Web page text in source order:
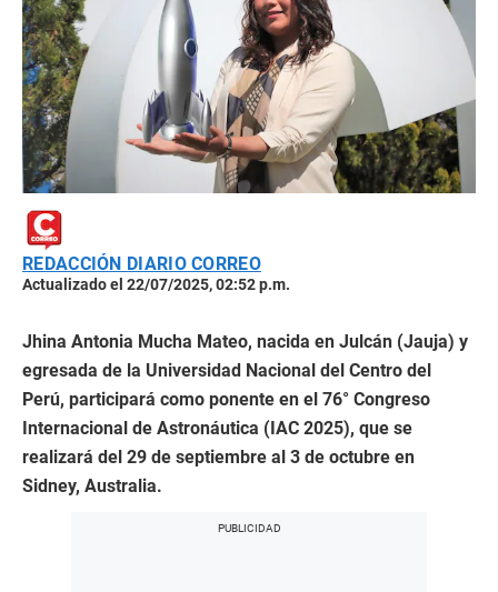
REDACCIÓN DIARIO CORREO
Actualizado el 22/07/2025, 02:52 p.m.
Jhina Antonia Mucha Mateo, nacida en Julcán (Jauja) y
egresada de la Universidad Nacional del Centro del
Perú, participará como ponente en el 76° Congreso
Internacional de Astronáutica (IAC 2025), que se
realizará del 29 de septiembre al 3 de octubre en
Sidney, Australia.